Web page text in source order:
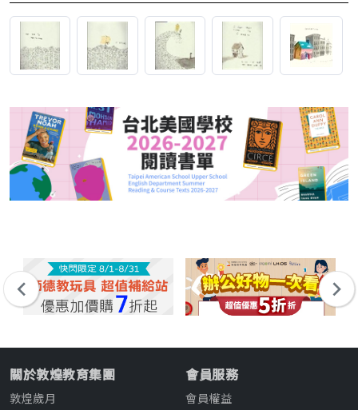
關於敦煌教育集團
敦煌歲月
會員服務
會員權益